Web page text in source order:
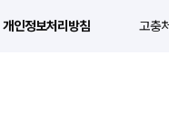
개인정보처리방침 고충